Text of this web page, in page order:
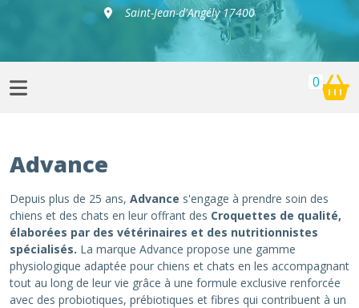
Saint-Jean-d'Angély 17400
0
Advance
Depuis plus de 25 ans, Advance s'engage à prendre soin des
chiens et des chats en leur offrant des Croquettes de qualité,
élaborées par des vétérinaires et des nutritionnistes
spécialisés. La marque Advance propose une gamme
physiologique adaptée pour chiens et chats en les accompagnant
tout au long de leur vie grâce à une formule exclusive renforcée
avec des probiotiques, prébiotiques et fibres qui contribuent à un